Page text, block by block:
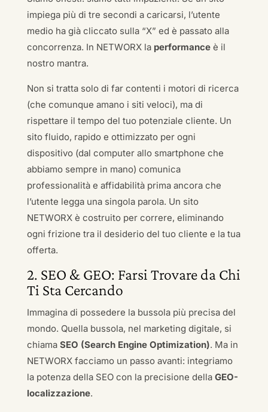
impiega più di tre secondi a caricarsi, l’utente
medio ha già cliccato sulla “X” ed è passato alla
concorrenza. In NETWORX la performanceè il
nostro mantra.
Non si tratta solo di far contenti i motori di ricerca
(che comunque amano i siti veloci), ma di
rispettare il tempo del tuo potenziale cliente. Un
sito fluido, rapido e ottimizzato per ogni
dispositivo (dal computer allo smartphone che
abbiamo sempre in mano) comunica
professionalità e affidabilità prima ancora che
l’utente legga una singola parola. Un sito
NETWORX è costruito per correre, eliminando
ogni frizione tra il desiderio del tuo cliente e la tua
offerta.
2. SEO & GEO: Farsi Trovare da Chi
Ti Sta Cercando
Immagina di possedere la bussola più precisa del
mondo. Quella bussola, nel marketing digitale, si
chiama SEO (Search Engine Optimization). Ma in
NETWORX facciamo un passo avanti: integriamo
la potenza della SEO con la precisione della GEO-
localizzazione.